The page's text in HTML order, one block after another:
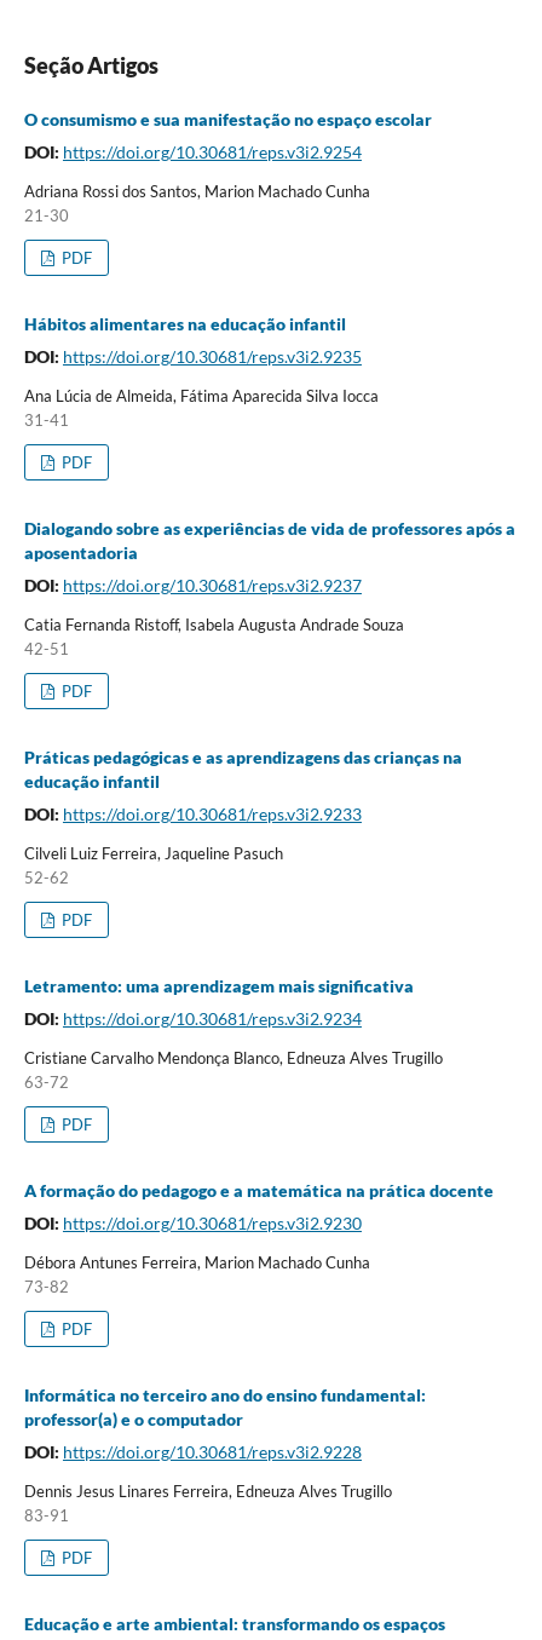
Seção Artigos
O consumismo e sua manifestação no espaço escolar
DOI: https://doi.org/10.30681/reps.v3i2.9254
Adriana Rossi dos Santos, Marion Machado Cunha
21-30
PDF
Hábitos alimentares na educação infantil
DOI: https://doi.org/10.30681/reps.v3i2.9235
Ana Lúcia de Almeida, Fátima Aparecida Silva Iocca
31-41
PDF
Dialogando sobre as experiências de vida de professores após a
aposentadoria
DOI: https://doi.org/10.30681/reps.v3i2.9237
Catia Fernanda Ristoff, Isabela Augusta Andrade Souza
42-51
PDF
Práticas pedagógicas e as aprendizagens das crianças na
educação infantil
DOI: https://doi.org/10.30681/reps.v3i2.9233
Cilveli Luiz Ferreira, Jaqueline Pasuch
52-62
PDF
Letramento: uma aprendizagem mais significativa
DOI: https://doi.org/10.30681/reps.v3i2.9234
Cristiane Carvalho Mendonça Blanco, Edneuza Alves Trugillo
63-72
PDF
A formação do pedagogo e a matemática na prática docente
DOI: https://doi.org/10.30681/reps.v3i2.9230
Débora Antunes Ferreira, Marion Machado Cunha
73-82
PDF
Informática no terceiro ano do ensino fundamental:
professor(a) e o computador
DOI: https://doi.org/10.30681/reps.v3i2.9228
Dennis Jesus Linares Ferreira, Edneuza Alves Trugillo
83-91
PDF
Educação e arte ambiental: transformando os espaços